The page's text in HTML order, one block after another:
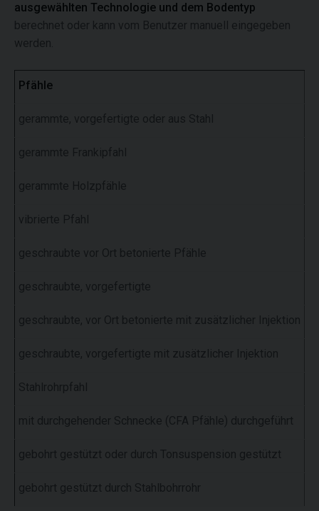
ausgewählten Technologie und dem Bodentyp
berechnet oder kann vom Benutzer manuell eingegeben
werden.
Pfähle
gerammte, vorgefertigte oder aus Stahl
gerammte Frankipfahl
gerammte Holzpfähle
vibrierte Pfahl
geschraubte vor Ort betonierte Pfähle
geschraubte, vorgefertigte
geschraubte, vor Ort betonierte mit zusätzlicher Injektion
geschraubte, vorgefertigte mit zusätzlicher Injektion
Stahlrohrpfahl
mit durchgehender Schnecke (CFA Pfähle) durchgeführt
gebohrt gestützt oder durch Tonsuspension gestützt
gebohrt gestützt durch Stahlbohrrohr